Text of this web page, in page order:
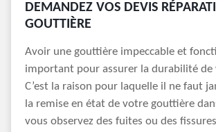
DEMANDEZ VOS DEVIS
GOUTTIÈRE
Avoir une gouttière impeccable et
important pour assurer la durabilité
C’est la raison pour laquelle il ne faut
la remise en état de votre gouttière
vous observez des fuites ou des